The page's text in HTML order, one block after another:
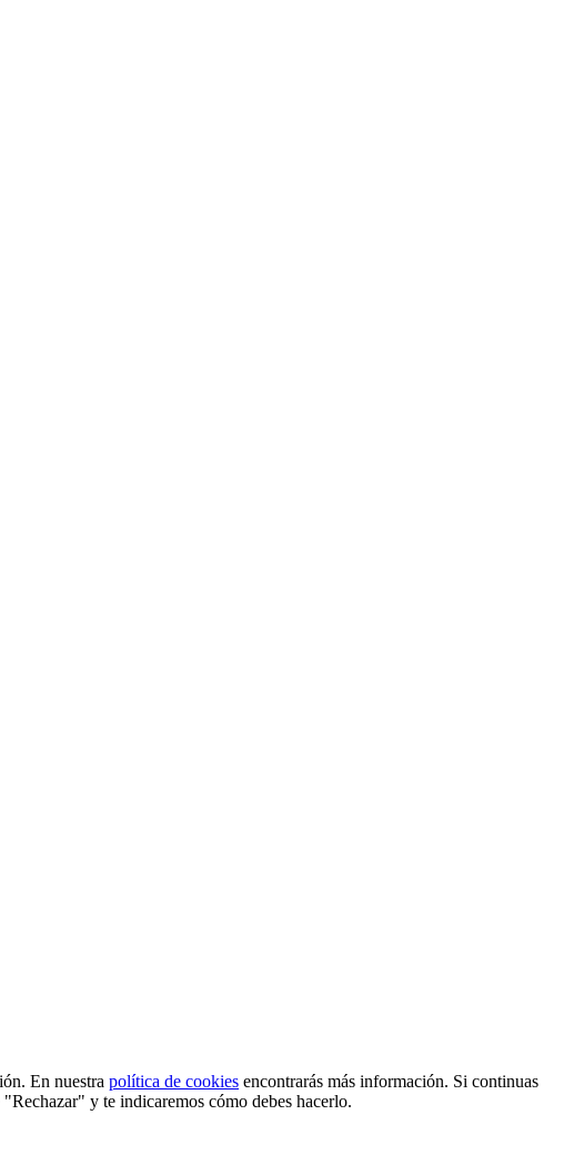
En nuestra política de cookies encontrarás más información. Si continuas
y te indicaremos cómo debes hacerlo.